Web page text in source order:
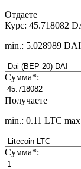
Отдаете
Курс: 45.718082
min.: 5.028989 DAI
Сумма*:
Получаете
min.: 0.11 LTC
Сумма*: